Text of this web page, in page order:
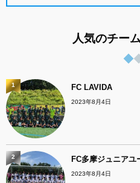
人気のチー
FC LAVIDA
2023年8月4日
1
FC多摩ジュニアユ
2023年8月4日
2